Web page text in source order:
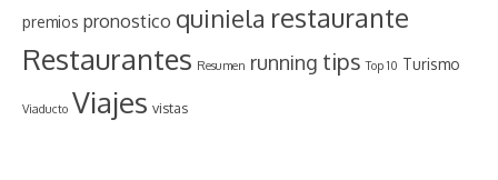
premios pronostico quiniela restaurante
Restaurantes Resumen running tips Top 10 Turismo
Viaducto Viajes vistas